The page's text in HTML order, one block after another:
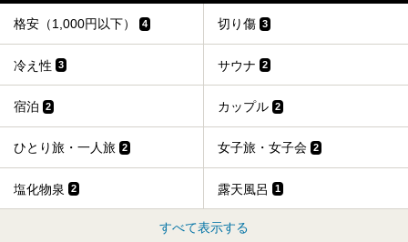
格安（1,000円以下） 4 切り傷 3
冷え性 3 サウナ 2
宿泊 2 カップル 2
ひとり旅・一人旅 2 女子旅・女子会 2
塩化物泉 2 露天風呂 1
すべて表示する